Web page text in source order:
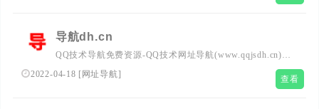
导航dh.cn
QQ技术导航免费资源-QQ技术网址导航(www.qqjsdh.cn)免
费收录全网优志网站,小刀娱乐网和龙宇收集网正式更名为
龙网,技术导航qq资源网致力成为一个整理优志网站源码,精
2022-04-18 [网址导航] 查看